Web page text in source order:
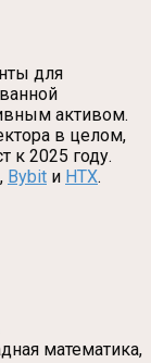
для
активом.
в целом,
к 2025 году.
, Bybit и HTX.
математика,